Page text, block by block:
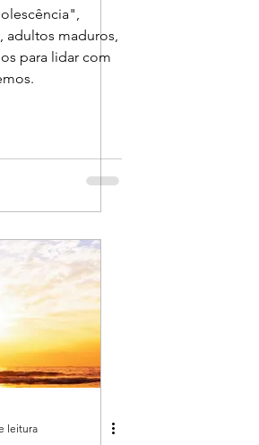
adultos maduros,
para lidar com
leitura